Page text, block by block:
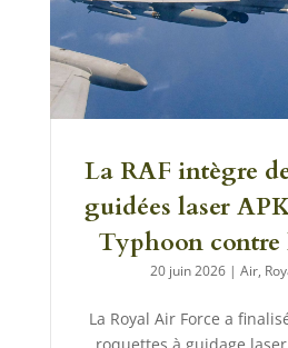
La RAF intègre
guidées laser
Typhoon contre
20 juin 2026| Air,
La Royal Air Force a
roquettes à guidage laser